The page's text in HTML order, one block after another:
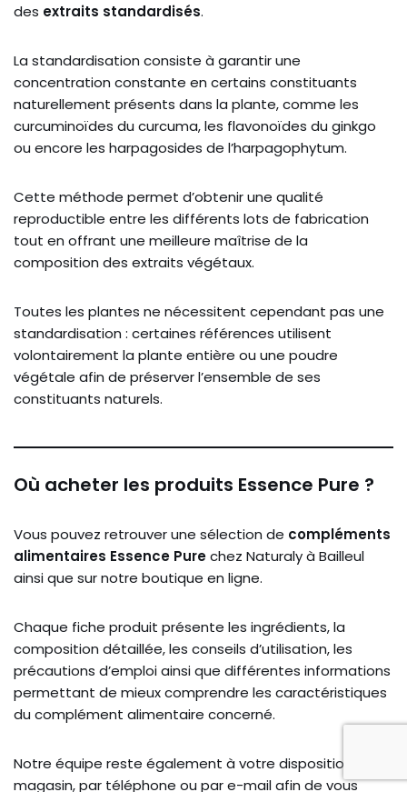
des extraits standardisés.
La standardisation consiste à garantir une
concentration constante en certains constituants
naturellement présents dans la plante, comme les
curcuminoïdes du curcuma, les flavonoïdes du ginkgo
ou encore les harpagosides de l’harpagophytum.
Cette méthode permet d’obtenir une qualité
reproductible entre les différents lots de fabrication
tout en offrant une meilleure maîtrise de la
composition des extraits végétaux.
Toutes les plantes ne nécessitent cependant pas une
standardisation : certaines références utilisent
volontairement la plante entière ou une poudre
végétale afin de préserver l’ensemble de ses
constituants naturels.
Où acheter les produits Essence Pure ?
Vous pouvez retrouver une sélection de compléments
alimentaires Essence Purechez Naturaly à Bailleul
ainsi que sur notre boutique en ligne.
Chaque fiche produit présente les ingrédients, la
composition détaillée, les conseils d’utilisation, les
précautions d’emploi ainsi que différentes informations
permettant de mieux comprendre les caractéristiques
du complément alimentaire concerné.
Notre équipe reste également à votre disposition en
magasin, par téléphone ou par e-mail afin de vous